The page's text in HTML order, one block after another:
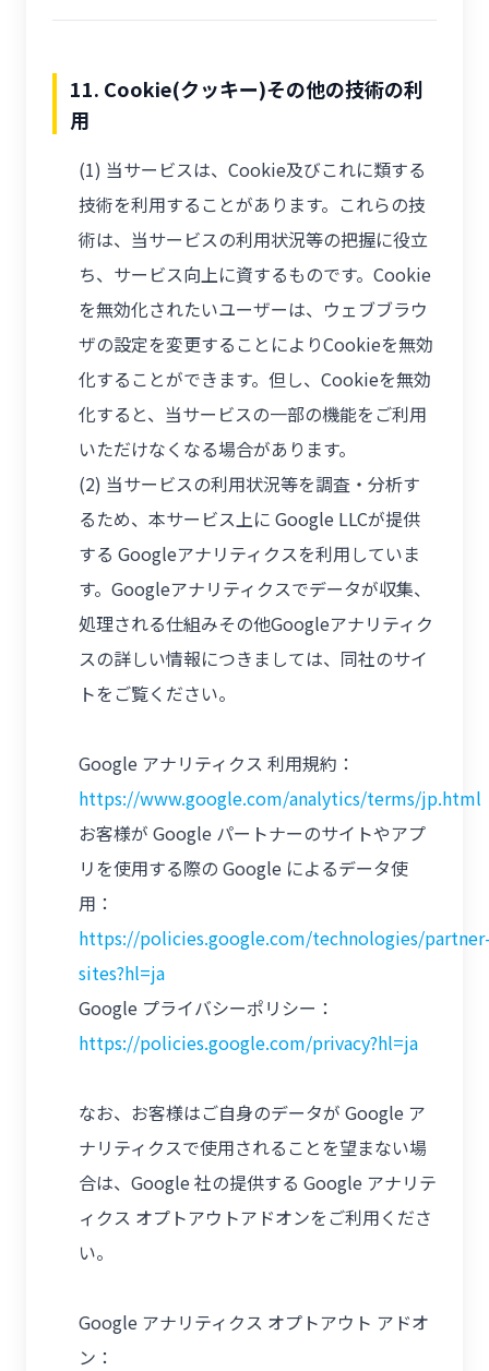
11. Cookie(クッキー)その他の技術の利
用
(1) 当サービスは、Cookie及びこれに類する
技術を利用することがあります。これらの技
術は、当サービスの利用状況等の把握に役立
ち、サービス向上に資するものです。Cookie
を無効化されたいユーザーは、ウェブブラウ
ザの設定を変更することによりCookieを無効
化することができます。但し、Cookieを無効
化すると、当サービスの一部の機能をご利用
いただけなくなる場合があります。
(2) 当サービスの利用状況等を調査・分析す
るため、本サービス上に Google LLCが提供
する Googleアナリティクスを利用していま
す。Googleアナリティクスでデータが収集、
処理される仕組みその他Googleアナリティク
スの詳しい情報につきましては、同社のサイ
トをご覧ください。
Google アナリティクス 利用規約：
https://www.google.com/analytics/terms/jp.html
お客様が Google パートナーのサイトやアプ
リを使用する際の Google によるデータ使
用：
https://policies.google.com/technologies/
sites?hl=ja
Google プライバシーポリシー：
https://policies.google.com/privacy?hl=ja
なお、お客様はご自身のデータが Google ア
ナリティクスで使用されることを望まない場
合は、Google 社の提供する Google アナリテ
ィクス オプトアウトアドオンをご利用くださ
い。
Google アナリティクス オプトアウト アドオ
ン：